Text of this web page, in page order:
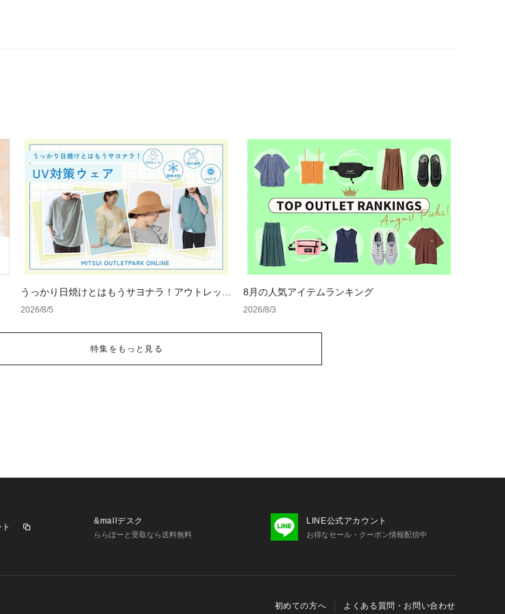
うっかり日焼けとはもうサヨナラ！アウトレット
で見つけるUV対策ウェア
2026/8/5
8月の人気アイテムランキング
2026/8/3
特集をもっと見る
&mallデスク
ららぽーと受取なら送料無料
LINE公式アカウント
お得なセール・クーポン情報配信中
初めての方へ よくある質問・お問い合わせ